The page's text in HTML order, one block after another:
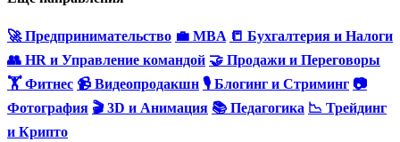
🚀 Предпринимательство 💼 MBA 📒 Бухгалтерия и Налоги
👥 HR и Управление командой 🤝 Продажи и Переговоры
🏋️ Фитнес 📹 Видеопродакшн 🎙 Блогинг и Стриминг 📷
Фотография 🎬 3D и Анимация 📚 Педагогика 📉 Трейдинг
и Крипто